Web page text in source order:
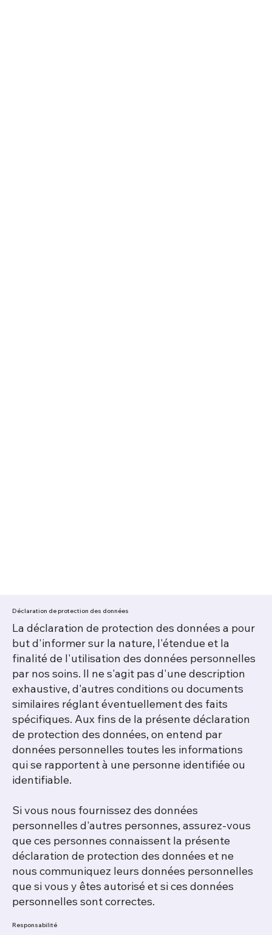
Responsabilité
La déclaration de protection des données a pour
but d'informer sur la nature, l'étendue et la
finalité de l'utilisation des données personnelles
par nos soins. Il ne s'agit pas d'une description
exhaustive, d'autres conditions ou documents
similaires réglant éventuellement des faits
spécifiques. Aux fins de la présente déclaration
de protection des données, on entend par
données personnelles toutes les informations
qui se rapportent à une personne identifiée ou
identifiable.
Si vous nous fournissez des données
personnelles d'autres personnes, assurez-vous
que ces personnes connaissent la présente
déclaration de protection des données et ne
nous communiquez leurs données personnelles
que si vous y êtes autorisé et si ces données
personnelles sont correctes.
Déclaration de protection des données